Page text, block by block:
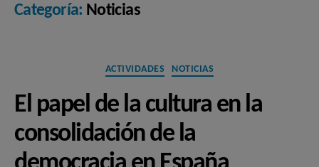
Categoría: Noticias
Categorías
ACTIVIDADES NOTICIAS
El papel de la cultura en la
consolidación de la